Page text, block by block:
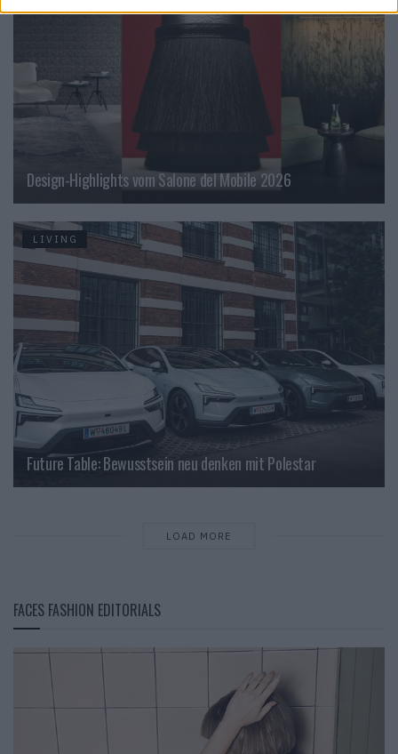
Design-Highlights vom Salone del Mobile 2026
LIVING
Future Table: Bewusstsein neu denken mit Polestar
LOAD MORE
FACES FASHION EDITORIALS